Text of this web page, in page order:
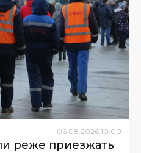
06.08.2026 10:00
реже приезжать